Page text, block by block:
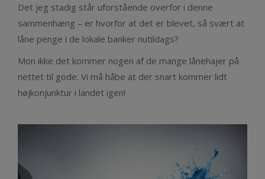
Det jeg stadig står uforstående overfor i denne
sammenhæng – er hvorfor at det er blevet, så svært at
låne penge i de lokale banker nutildags?
Mon ikke det kommer nogen af de mange lånehajer på
nettet til gode. Vi må håbe at der snart kommer lidt
højkonjunktur i landet igen!